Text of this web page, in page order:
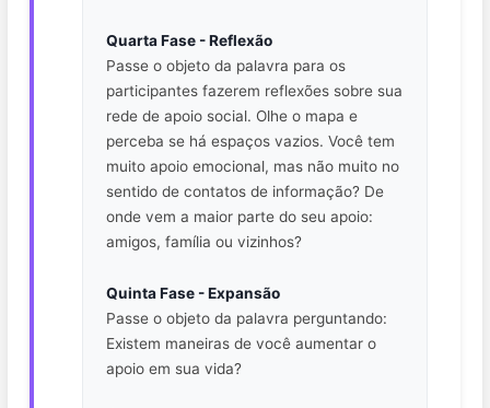
Quarta Fase - Reflexão
Passe o objeto da palavra para os
participantes fazerem reflexões sobre sua
rede de apoio social. Olhe o mapa e
perceba se há espaços vazios. Você tem
muito apoio emocional, mas não muito no
sentido de contatos de informação? De
onde vem a maior parte do seu apoio:
amigos, família ou vizinhos?
Quinta Fase - Expansão
Passe o objeto da palavra perguntando:
Existem maneiras de você aumentar o
apoio em sua vida?